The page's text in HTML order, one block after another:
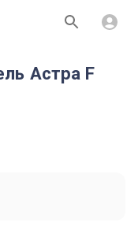
Астра F